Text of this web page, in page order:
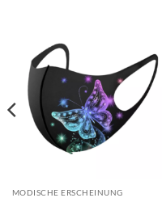
MODISCHE ERSCHEINUNG